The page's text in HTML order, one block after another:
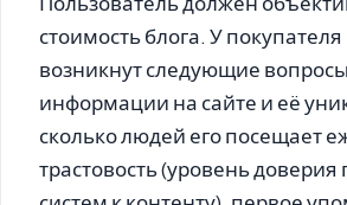
стоимость блога. У
возникнут следующие
информации на сайте и её
сколько людей его посещает
трастовость (уровень